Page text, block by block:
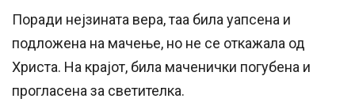
Поради нејзината вера, таа била уапсена и
подложена на мачење, но не се откажала од
Христа. На крајот, била маченички погубена и
прогласена за светителка.